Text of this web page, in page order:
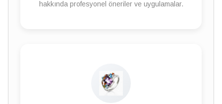
hakkında profesyonel öneriler ve uygulamalar.